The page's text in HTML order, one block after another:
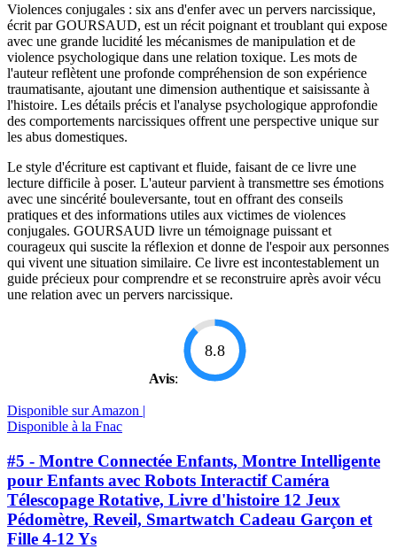
Violences conjugales : six ans d'enfer avec un pervers narcissique,
écrit par GOURSAUD, est un récit poignant et troublant qui expose
avec une grande lucidité les mécanismes de manipulation et de
violence psychologique dans une relation toxique. Les mots de
l'auteur reflètent une profonde compréhension de son expérience
traumatisante, ajoutant une dimension authentique et saisissante à
l'histoire. Les détails précis et l'analyse psychologique approfondie
des comportements narcissiques offrent une perspective unique sur
les abus domestiques.
Le style d'écriture est captivant et fluide, faisant de ce livre une
lecture difficile à poser. L'auteur parvient à transmettre ses émotions
avec une sincérité bouleversante, tout en offrant des conseils
pratiques et des informations utiles aux victimes de violences
conjugales. GOURSAUD livre un témoignage puissant et
courageux qui suscite la réflexion et donne de l'espoir aux personnes
qui vivent une situation similaire. Ce livre est incontestablement un
guide précieux pour comprendre et se reconstruire après avoir vécu
une relation avec un pervers narcissique.
Avis:
8.8
Disponible sur Amazon |
Disponible à la Fnac
#5 - Montre Connectée Enfants, Montre Intelligente
pour Enfants avec Robots Interactif Caméra
Télescopage Rotative, Livre d'histoire 12 Jeux
Pédomètre, Reveil, Smartwatch Cadeau Garçon et
Fille 4-12 Ys